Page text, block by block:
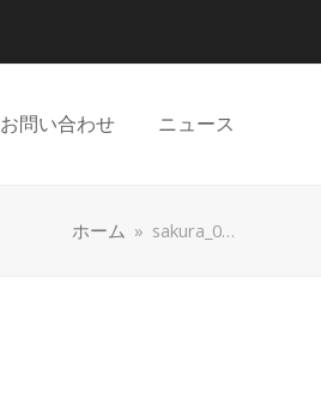
お問い合わせ ニュース
ホーム » sakura_0…